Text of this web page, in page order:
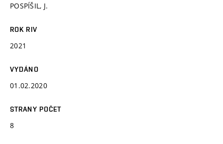
POSPÍŠIL, J.
ROK RIV
2021
VYDÁNO
01.02.2020
STRANY POČET
8